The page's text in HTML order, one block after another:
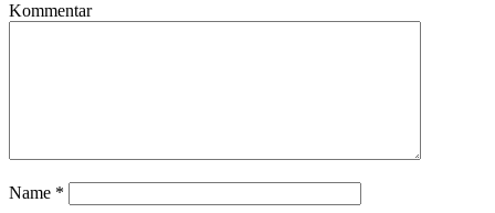
Kommentar
Name *